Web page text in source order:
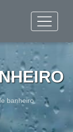
banheiro